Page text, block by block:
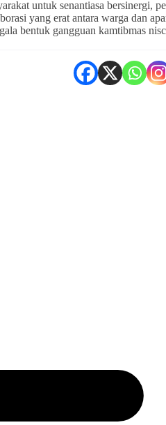
untuk senantiasa bersinergi,
yang erat antara warga dan
bentuk gangguan kamtibmas